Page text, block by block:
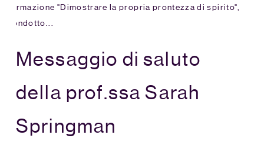
formazione "Dimostrare la propria prontezza di spirito",
condotto...
Messaggio di saluto
della prof.ssa Sarah
Springman